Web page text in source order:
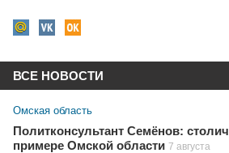
ВСЕ НОВОСТИ
Омская область
Политконсультант Семёнов:
примере Омской области 7 августа